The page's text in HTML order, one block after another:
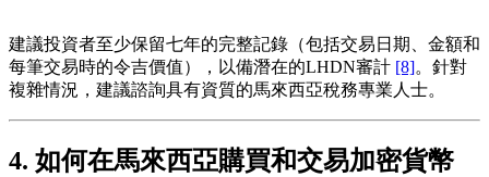
建議投資者至少保留七年的完整記錄（包括交易日期、金額和
每筆交易時的令吉價值），以備潛在的LHDN審計 [8]。針對
複雜情況，建議諮詢具有資質的馬來西亞稅務專業人士。
4. 如何在馬來西亞購買和交易加密貨幣